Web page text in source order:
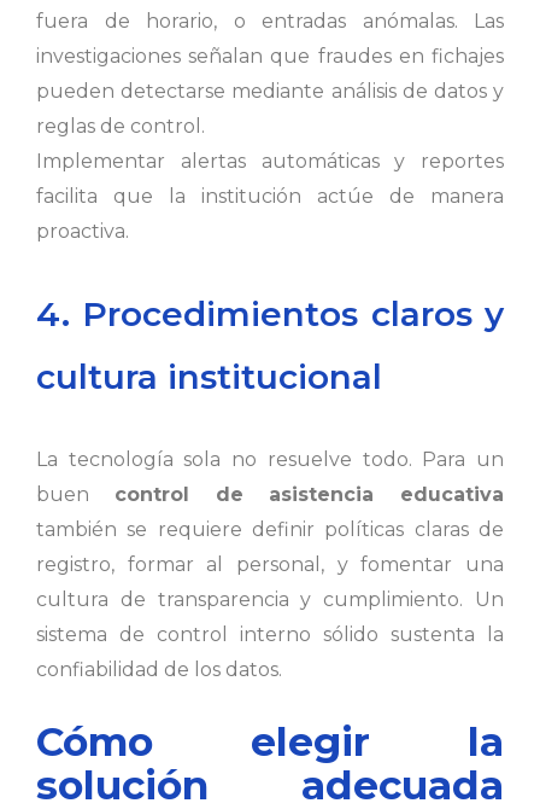
fuera de horario, o entradas anómalas. Las
investigaciones señalan que fraudes en fichajes
pueden detectarse mediante análisis de datos y
reglas de control.
Implementar alertas automáticas y reportes
facilita que la institución actúe de manera
proactiva.
4. Procedimientos claros y
cultura institucional
La tecnología sola no resuelve todo. Para un
buen control de asistencia educativa
también se requiere definir políticas claras de
registro, formar al personal, y fomentar una
cultura de transparencia y cumplimiento. Un
sistema de control interno sólido sustenta la
confiabilidad de los datos.
Cómo elegir la
solución adecuada